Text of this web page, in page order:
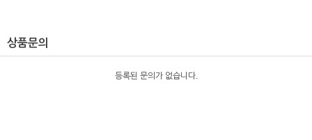
상품문의
등록된 문의가 없습니다.